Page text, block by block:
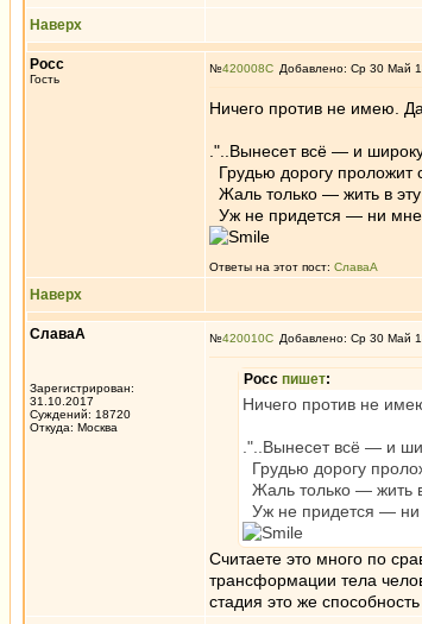
Наверх
Росс
Гость
№420008 Добавлено: Ср 30 Май
Ничего против не имею.
."..Вынесет всё — и
Грудью дорогу проложит
Жаль только — жить в
Уж не придется — ни
Ответы на этот пост: СлаваА
Наверх
СлаваА
Зарегистрирован:
31.10.2017
Суждений: 18720
Откуда: Москва
№420010 Добавлено: Ср 30 Май
Росс пишет:
Ничего против не
."..Вынесет всё — и
Грудью дорогу
Жаль только — жить
Уж не придется — ни
Считаете это много по
трансформации тела
стадия это же